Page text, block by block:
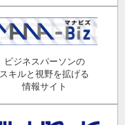
ビジネスパーソンの
スキルと視野を拡げる
情報サイト